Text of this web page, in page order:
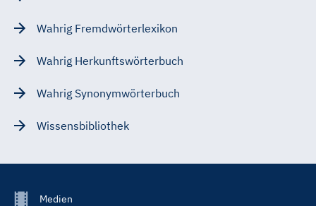
Wahrig Fremdwörterlexikon
Wahrig Herkunftswörterbuch
Wahrig Synonymwörterbuch
Wissensbibliothek
FooterMedien